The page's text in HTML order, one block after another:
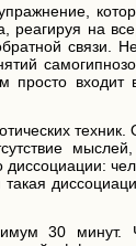
реагируя на
связи.
просто
30 минут.